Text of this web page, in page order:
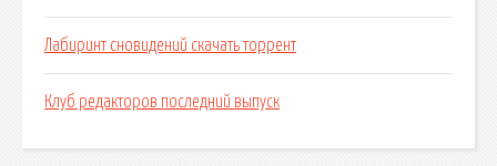
Лабиринт сновидений скачать торрент
Клуб редакторов последний выпуск